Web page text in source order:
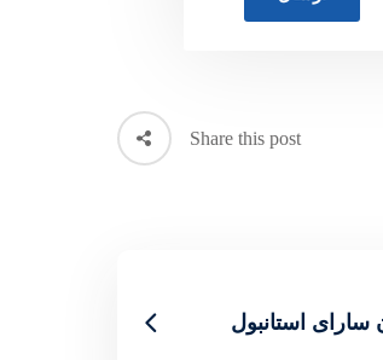
Share this post
سارای استانبول